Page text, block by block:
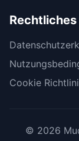
Rechtliches
Cookie
© 2026